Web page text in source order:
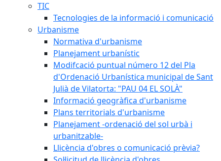
TIC
Tecnologies de la informació i comunicació
Urbanisme
Normativa d'urbanisme
Planejament urbanístic
Modifcació puntual número 12 del Pla
d'Ordenació Urbanística municipal de Sant
Julià de Vilatorta: "PAU 04 EL SOLÀ"
Informació geogràfica d'urbanisme
Plans territorials d'urbanisme
Planejament -ordenació del sol urbà i
urbanitzable-
Llicència d'obres o comunicació prèvia?